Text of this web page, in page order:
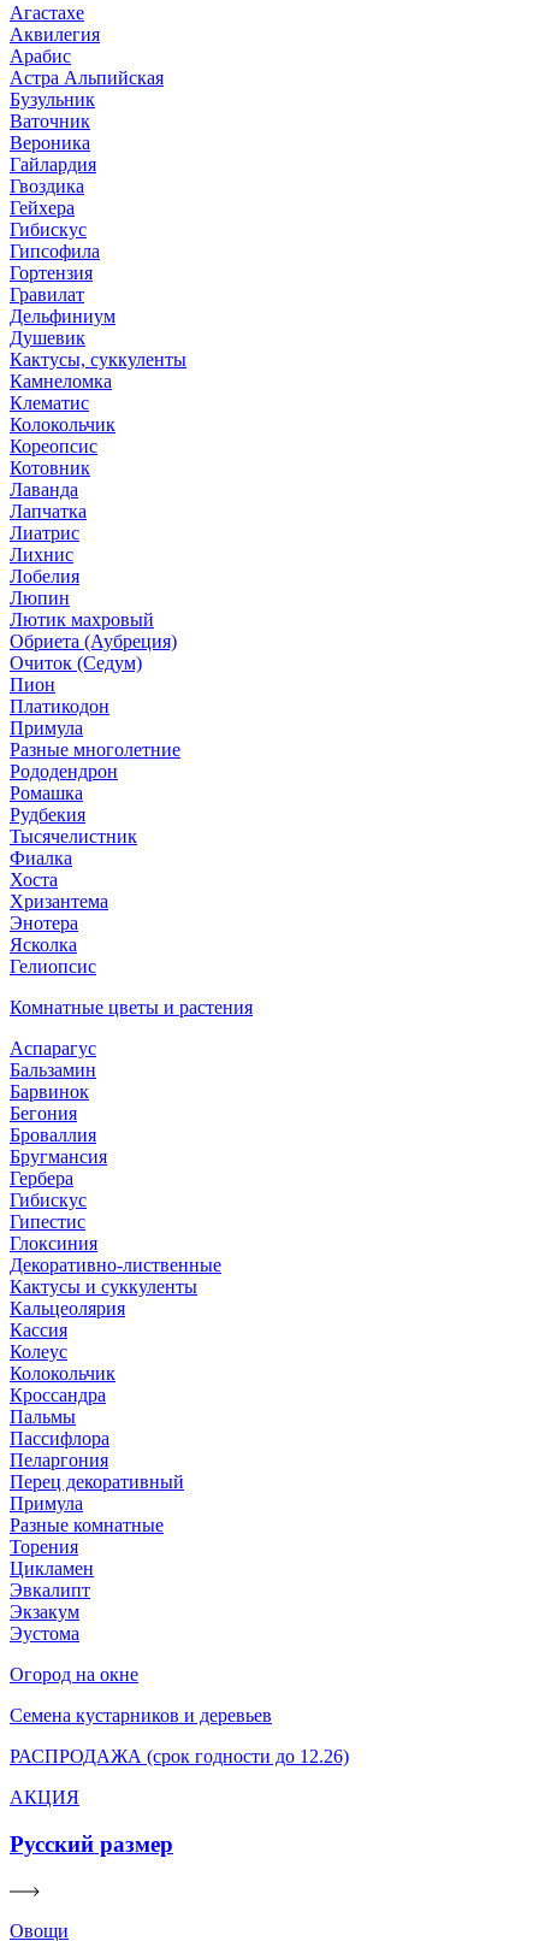
Агастахе
Аквилегия
Арабис
Астра Альпийская
Бузульник
Ваточник
Вероника
Гайлардия
Гвоздика
Гейхера
Гибискус
Гипсофила
Гортензия
Гравилат
Дельфиниум
Душевик
Кактусы, суккуленты
Камнеломка
Клематис
Колокольчик
Кореопсис
Котовник
Лаванда
Лапчатка
Лиатрис
Лихнис
Лобелия
Люпин
Лютик махровый
Обриета (Аубреция)
Очиток (Седум)
Пион
Платикодон
Примула
Разные многолетние
Рододендрон
Ромашка
Рудбекия
Тысячелистник
Фиалка
Хоста
Хризантема
Энотера
Ясколка
Гелиопсис
Комнатные цветы и растения
Аспарагус
Бальзамин
Барвинок
Бегония
Броваллия
Бругмансия
Гербера
Гибискус
Гипестис
Глоксиния
Декоративно-лиственные
Кактусы и суккуленты
Кальцеолярия
Кассия
Колеус
Колокольчик
Кроссандра
Пальмы
Пассифлора
Пеларгония
Перец декоративный
Примула
Разные комнатные
Торения
Цикламен
Эвкалипт
Экзакум
Эустома
Огород на окне
Семена кустарников и деревьев
РАСПРОДАЖА (срок годности до 12.26)
АКЦИЯ
Русский размер
Овощи